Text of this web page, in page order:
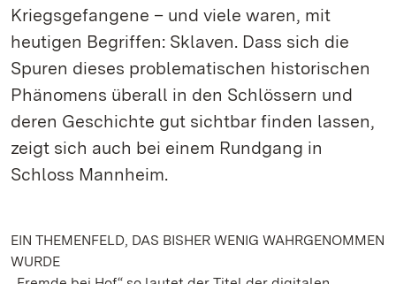
Kriegsgefangene – und viele waren, mit
heutigen Begriffen: Sklaven. Dass sich die
Spuren dieses problematischen historischen
Phänomens überall in den Schlössern und
deren Geschichte gut sichtbar finden lassen,
zeigt sich auch bei einem Rundgang in
Schloss Mannheim.
EIN THEMENFELD, DAS BISHER WENIG WAHRGENOMMEN
WURDE